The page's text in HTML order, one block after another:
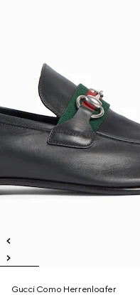
Gucci Como Herrenloafer